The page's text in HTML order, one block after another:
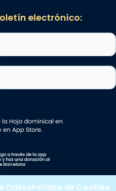
electrónico:
DatosPolítica de Cookies